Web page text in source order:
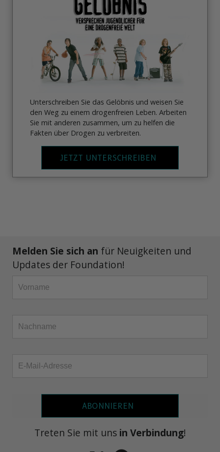
Unterschreiben Sie das Gelöbnis und weisen Sie
den Weg zu einem drogenfreien Leben. Arbeiten
Sie mit anderen zusammen, um zu helfen die
Fakten über Drogen zu verbreiten.
JETZT UNTERSCHREIBEN
Melden Sie sich an für Neuigkeiten und
Updates der Foundation!
ABONNIEREN
Treten Sie mit uns in Verbindung!